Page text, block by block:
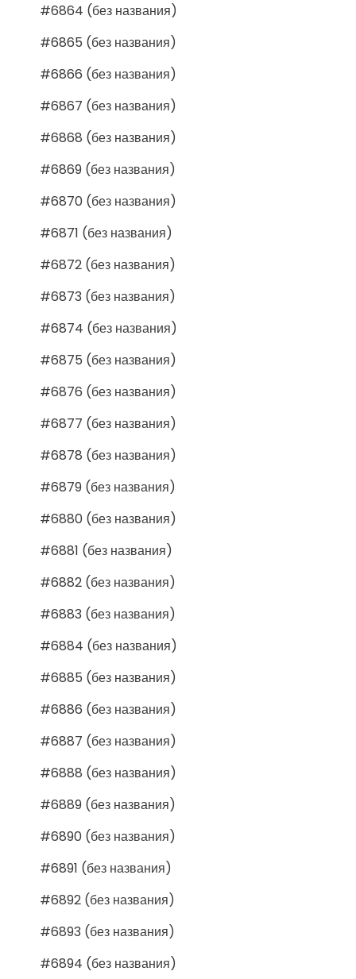
#6864 (без названия)
#6865 (без названия)
#6866 (без названия)
#6867 (без названия)
#6868 (без названия)
#6869 (без названия)
#6870 (без названия)
#6871 (без названия)
#6872 (без названия)
#6873 (без названия)
#6874 (без названия)
#6875 (без названия)
#6876 (без названия)
#6877 (без названия)
#6878 (без названия)
#6879 (без названия)
#6880 (без названия)
#6881 (без названия)
#6882 (без названия)
#6883 (без названия)
#6884 (без названия)
#6885 (без названия)
#6886 (без названия)
#6887 (без названия)
#6888 (без названия)
#6889 (без названия)
#6890 (без названия)
#6891 (без названия)
#6892 (без названия)
#6893 (без названия)
#6894 (без названия)